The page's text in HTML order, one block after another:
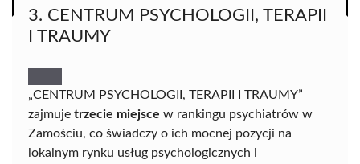
3. CENTRUM PSYCHOLOGII, TERAPII
I TRAUMY
„CENTRUM PSYCHOLOGII, TERAPII I TRAUMY”
zajmuje trzecie miejsce w rankingu psychiatrów w
Zamościu, co świadczy o ich mocnej pozycji na
lokalnym rynku usług psychologicznych i